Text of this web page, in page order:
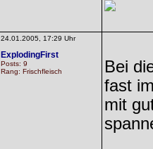
24.01.2005, 17:29 Uhr
ExplodingFirst
Posts: 9
Rang: Frischfleisch
Bei
fast
mit